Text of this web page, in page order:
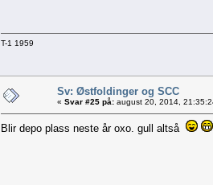
T-1 1959
Sv: Østfoldinger og SCC
« Svar #25 på: august 20, 2014,
Blir depo plass neste år oxo. gull altså